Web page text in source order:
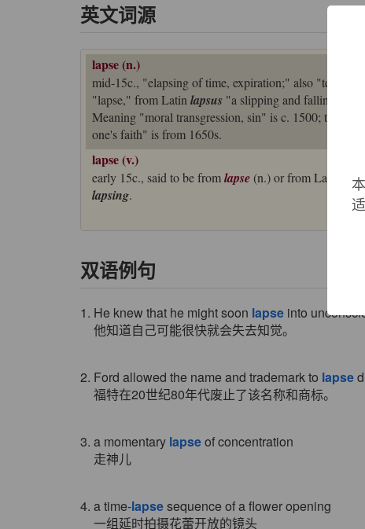
英文词源
lapse (n.)
mid-15c., "elapsing of time, expiration;" also
"lapse," from Latin lapsus "a slipping and falling,
Meaning "moral transgression, sin" is c. 1500; that of
one's faith" is from 1650s.
lapse (v.)
early 15c., said to be fromlapse (n.) or from Latin
lapsing.
双语例句
1. He knew that he might soon lapse into
他知道自己可能很快就会失去知觉。
2. Ford allowed the name and trademark to lapse
福特在20世纪80年代废止了该名称和商标。
3. a momentary lapseof concentration
走神儿
4. a time-lapsesequence of a flower opening
一组延时拍摄花蕾开放的镜头